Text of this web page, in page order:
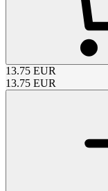
13.75 EUR
13.75 EUR